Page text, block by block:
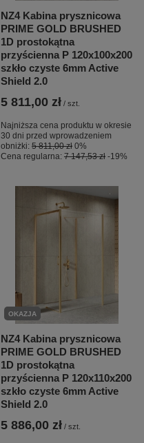
NZ4 Kabina prysznicowa
PRIME GOLD BRUSHED
1D prostokątna
przyścienna P 120x100x200
szkło czyste 6mm Active
Shield 2.0
5 811,00 zł / szt.
Najniższa cena produktu w okresie
30 dni przed wprowadzeniem
obniżki: 5 811,00 zł 0%
Cena regularna: 7 147,53 zł -19%
OKAZJA
NZ4 Kabina prysznicowa
PRIME GOLD BRUSHED
1D prostokątna
przyścienna P 120x110x200
szkło czyste 6mm Active
Shield 2.0
5 886,00 zł / szt.